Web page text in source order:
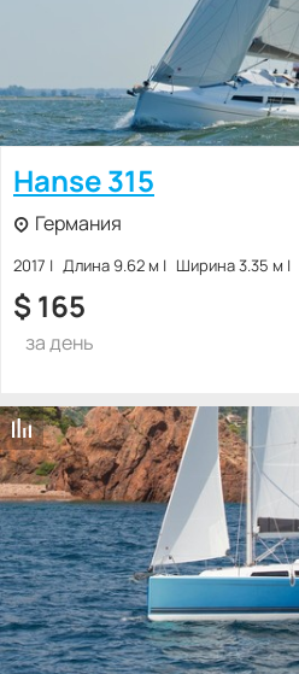
Hanse 315
Германия
2017 Длина 9.62 м Ширина 3.35 м
$ 165
за день